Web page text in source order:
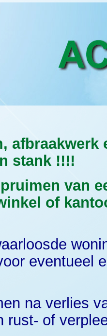
afbraakwerk
stank !!!!
van
of
eventueel
na verlies
rust- of